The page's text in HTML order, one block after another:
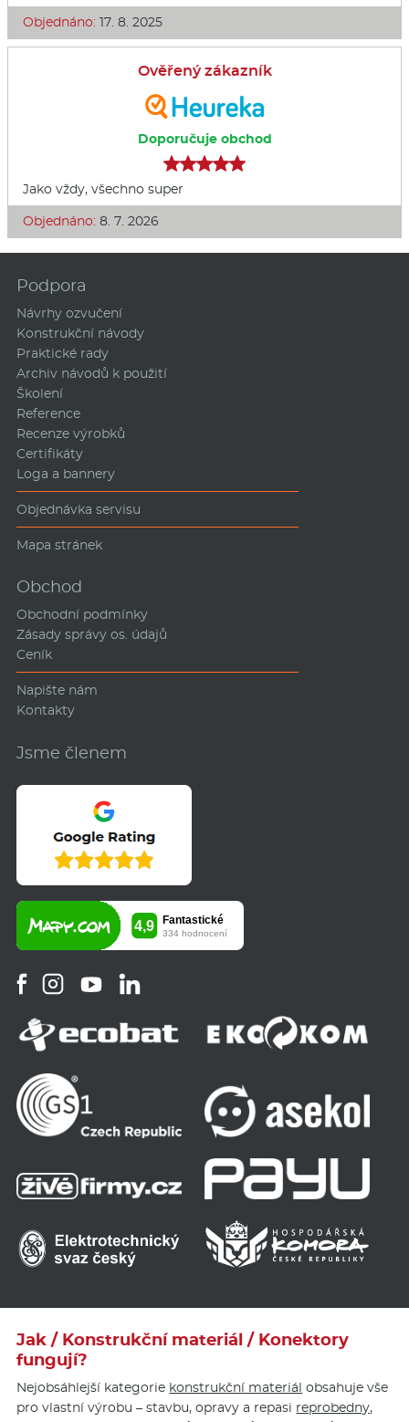
Objednáno: 17. 8. 2025
Ověřený zákazník
Doporučuje obchod
Jako vždy, všechno super
Objednáno: 8. 7. 2026
Podpora
Návrhy ozvučení
Konstrukční návody
Praktické rady
Archiv návodů k použití
Školení
Reference
Recenze výrobků
Certifikáty
Loga a bannery
Objednávka servisu
Mapa stránek
Obchod
Obchodní podmínky
Zásady správy os. údajů
Ceník
Napište nám
Kontakty
Jsme členem
Jak / Konstrukční materiál / Konektory
fungují?
Nejobsáhlejší kategorie konstrukční materiál obsahuje vše
pro vlastní výrobu – stavbu, opravy a repasi reprobedny,